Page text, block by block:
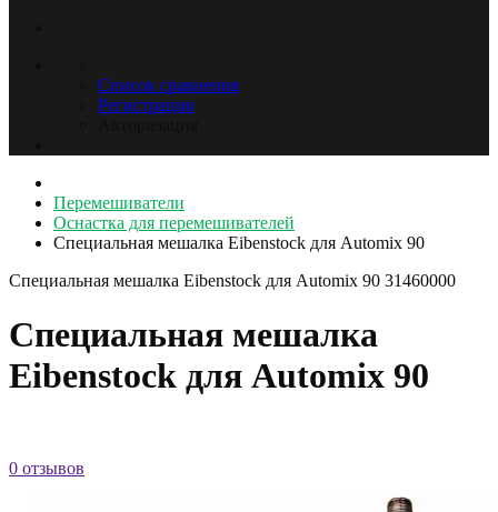
Список сравнения
Регистрация
Перемешиватели
Оснастка для перемешивателей
Специальная мешалка Eibenstock для Automix 90
Специальная мешалка Eibenstock для Automix 90 31460000
Специальная мешалка
Eibenstock для Automix 90
0 отзывов